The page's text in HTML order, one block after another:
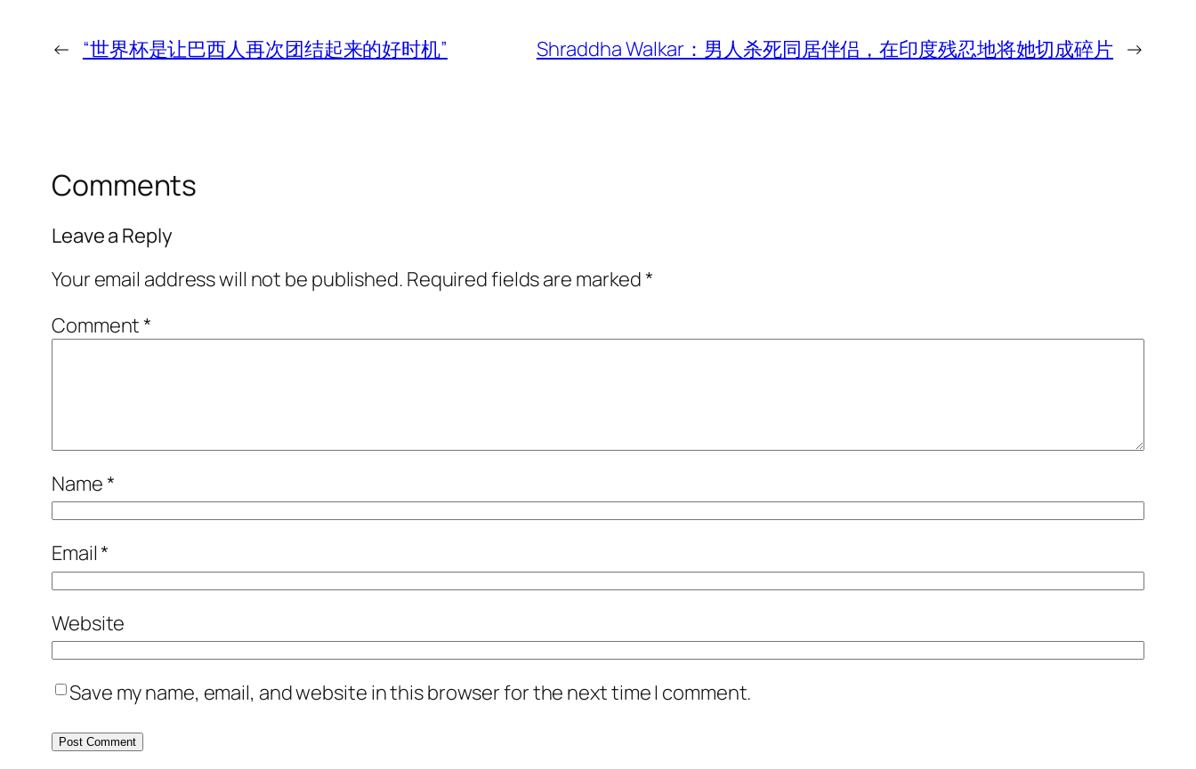
← “世界杯是让巴西人再次团结起来的好时机” Shraddha Walkar：男人杀死同居伴侣，在印度残忍地将她切成碎片 →
Comments
Leave a Reply
Your email address will not be published. Required fields are marked*
Comment*
Name*
Email*
Website
Save my name, email, and website in this browser for the next time I comment.